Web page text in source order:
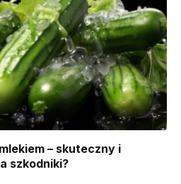
– skuteczny i
szkodniki?